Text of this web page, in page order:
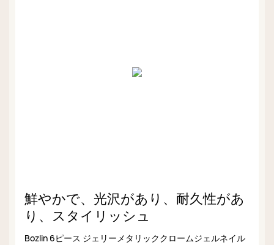
鮮やかで、光沢があり、耐久性があ
り、スタイリッシュ
Bozlin 6ピース ジェリーメタリッククロームジェルネイル